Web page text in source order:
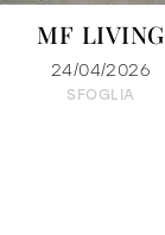
MF LIVING
24/04/2026
SFOGLIA